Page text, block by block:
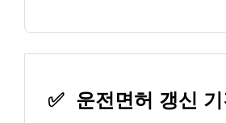
✅ 운전면허 갱신 기